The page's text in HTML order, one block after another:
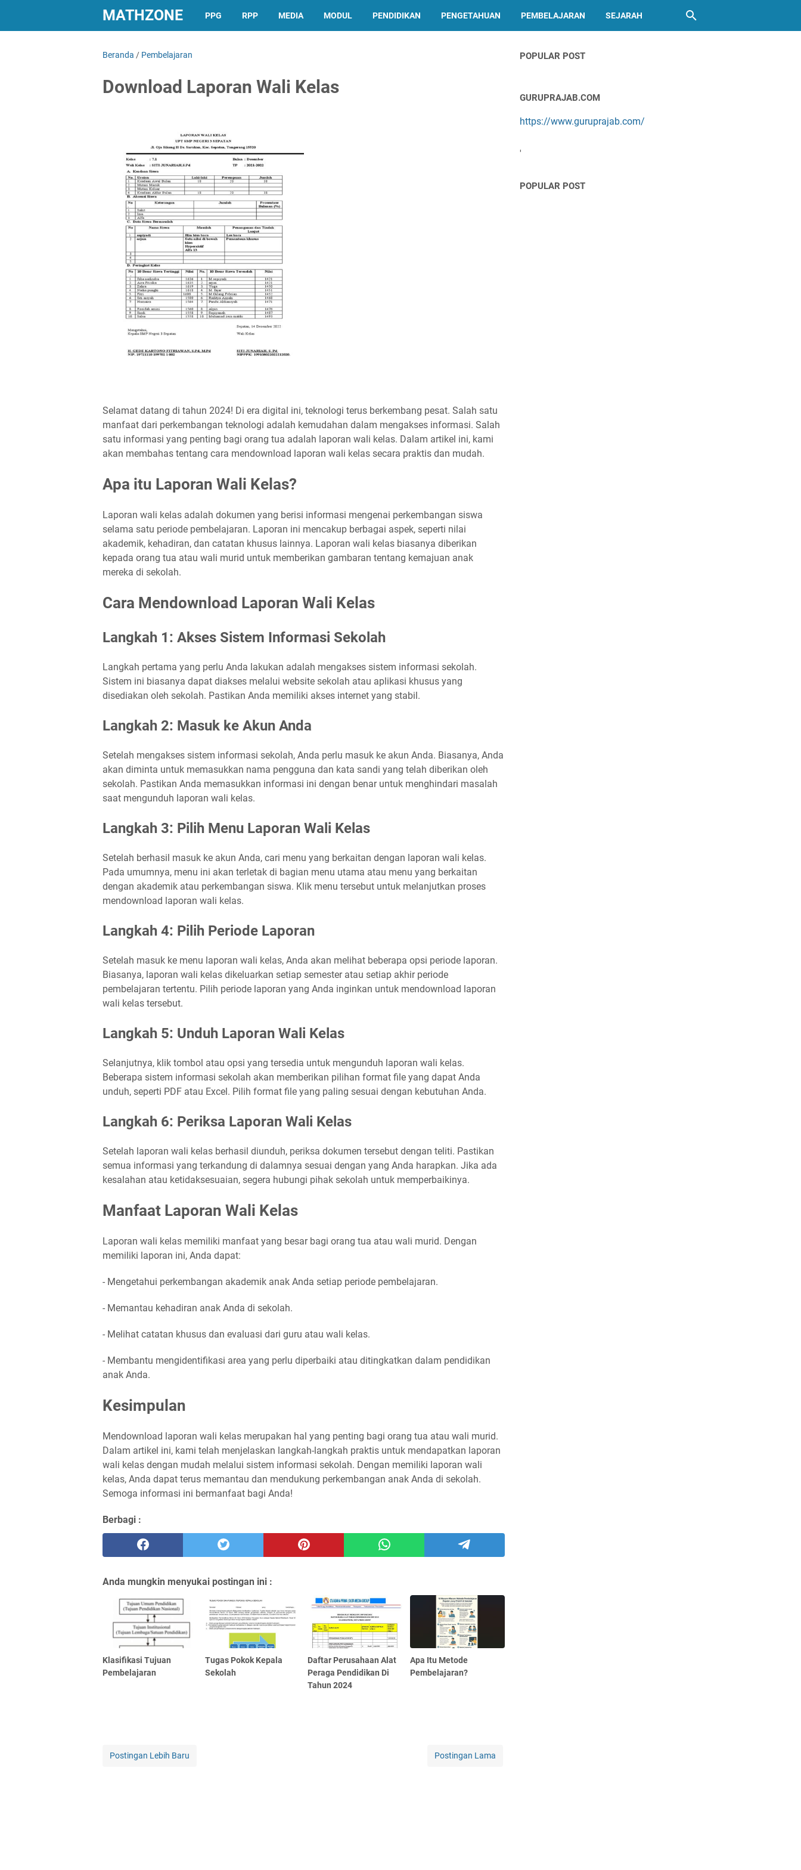
MATHZONE PPG RPP MEDIA MODUL PENDIDIKAN PENGETAHUAN PEMBELAJARAN SEJARAH
Beranda / Pembelajaran
Download Laporan Wali Kelas
Selamat datang di tahun 2024! Di era digital ini, teknologi terus berkembang pesat. Salah satu
manfaat dari perkembangan teknologi adalah kemudahan dalam mengakses informasi. Salah
satu informasi yang penting bagi orang tua adalah laporan wali kelas. Dalam artikel ini, kami
akan membahas tentang cara mendownload laporan wali kelas secara praktis dan mudah.
Apa itu Laporan Wali Kelas?
Laporan wali kelas adalah dokumen yang berisi informasi mengenai perkembangan siswa
selama satu periode pembelajaran. Laporan ini mencakup berbagai aspek, seperti nilai
akademik, kehadiran, dan catatan khusus lainnya. Laporan wali kelas biasanya diberikan
kepada orang tua atau wali murid untuk memberikan gambaran tentang kemajuan anak
mereka di sekolah.
Cara Mendownload Laporan Wali Kelas
Langkah 1: Akses Sistem Informasi Sekolah
Langkah pertama yang perlu Anda lakukan adalah mengakses sistem informasi sekolah.
Sistem ini biasanya dapat diakses melalui website sekolah atau aplikasi khusus yang
disediakan oleh sekolah. Pastikan Anda memiliki akses internet yang stabil.
Langkah 2: Masuk ke Akun Anda
Setelah mengakses sistem informasi sekolah, Anda perlu masuk ke akun Anda. Biasanya, Anda
akan diminta untuk memasukkan nama pengguna dan kata sandi yang telah diberikan oleh
sekolah. Pastikan Anda memasukkan informasi ini dengan benar untuk menghindari masalah
saat mengunduh laporan wali kelas.
Langkah 3: Pilih Menu Laporan Wali Kelas
Setelah berhasil masuk ke akun Anda, cari menu yang berkaitan dengan laporan wali kelas.
Pada umumnya, menu ini akan terletak di bagian menu utama atau menu yang berkaitan
dengan akademik atau perkembangan siswa. Klik menu tersebut untuk melanjutkan proses
mendownload laporan wali kelas.
Langkah 4: Pilih Periode Laporan
Setelah masuk ke menu laporan wali kelas, Anda akan melihat beberapa opsi periode laporan.
Biasanya, laporan wali kelas dikeluarkan setiap semester atau setiap akhir periode
pembelajaran tertentu. Pilih periode laporan yang Anda inginkan untuk mendownload laporan
wali kelas tersebut.
Langkah 5: Unduh Laporan Wali Kelas
Selanjutnya, klik tombol atau opsi yang tersedia untuk mengunduh laporan wali kelas.
Beberapa sistem informasi sekolah akan memberikan pilihan format file yang dapat Anda
unduh, seperti PDF atau Excel. Pilih format file yang paling sesuai dengan kebutuhan Anda.
Langkah 6: Periksa Laporan Wali Kelas
Setelah laporan wali kelas berhasil diunduh, periksa dokumen tersebut dengan teliti. Pastikan
semua informasi yang terkandung di dalamnya sesuai dengan yang Anda harapkan. Jika ada
kesalahan atau ketidaksesuaian, segera hubungi pihak sekolah untuk memperbaikinya.
Manfaat Laporan Wali Kelas
Laporan wali kelas memiliki manfaat yang besar bagi orang tua atau wali murid. Dengan
memiliki laporan ini, Anda dapat:
- Mengetahui perkembangan akademik anak Anda setiap periode pembelajaran.
- Memantau kehadiran anak Anda di sekolah.
- Melihat catatan khusus dan evaluasi dari guru atau wali kelas.
- Membantu mengidentifikasi area yang perlu diperbaiki atau ditingkatkan dalam pendidikan
anak Anda.
Kesimpulan
Mendownload laporan wali kelas merupakan hal yang penting bagi orang tua atau wali murid.
Dalam artikel ini, kami telah menjelaskan langkah-langkah praktis untuk mendapatkan laporan
wali kelas dengan mudah melalui sistem informasi sekolah. Dengan memiliki laporan wali
kelas, Anda dapat terus memantau dan mendukung perkembangan anak Anda di sekolah.
Semoga informasi ini bermanfaat bagi Anda!
Berbagi :
Anda mungkin menyukai postingan ini :
Klasifikasi Tujuan
Pembelajaran
Tugas Pokok Kepala
Sekolah
Daftar Perusahaan Alat
Peraga Pendidikan Di
Tahun 2024
Apa Itu Metode
Pembelajaran?
Postingan Lebih Baru Postingan Lama
POPULAR POST
GURUPRAJAB.COM
https://www.guruprajab.com/
'
POPULAR POST